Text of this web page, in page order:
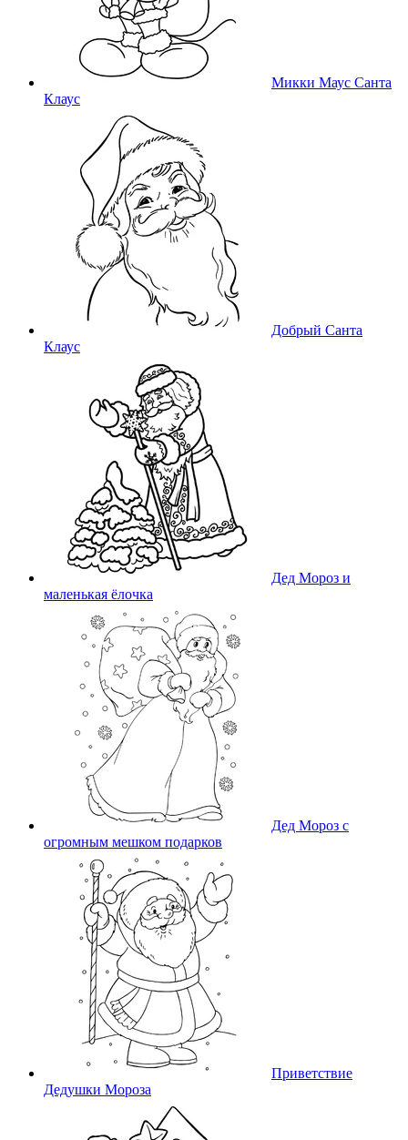
Микки Маус Санта
Клаус
Добрый Санта
Клаус
Дед Мороз и
маленькая ёлочка
Дед Мороз с
огромным мешком подарков
Приветствие
Дедушки Мороза